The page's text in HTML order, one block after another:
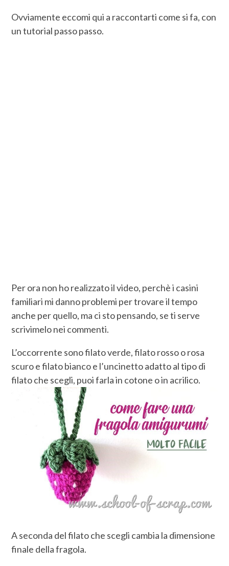
Ovviamente eccomi qui a raccontarti come si fa, con
un tutorial passo passo.
Per ora non ho realizzato il video, perchè i casini
familiari mi danno problemi per trovare il tempo
anche per quello, ma ci sto pensando, se ti serve
scrivimelo nei commenti.
L’occorrente sono filato verde, filato rosso o rosa
scuro e filato bianco e l’uncinetto adatto al tipo di
filato che scegli, puoi farla in cotone o in acrilico.
A seconda del filato che scegli cambia la dimensione
finale della fragola.